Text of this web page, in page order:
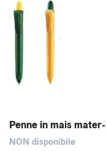
Penne in mais
NON disponibile